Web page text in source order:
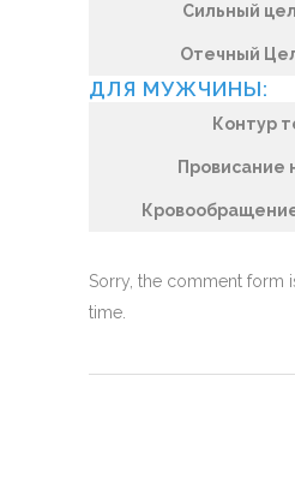
Сильный
Отечный
ДЛЯ МУЖЧИНЫ:
Контур
Провисание
Sorry, the comment form
time.